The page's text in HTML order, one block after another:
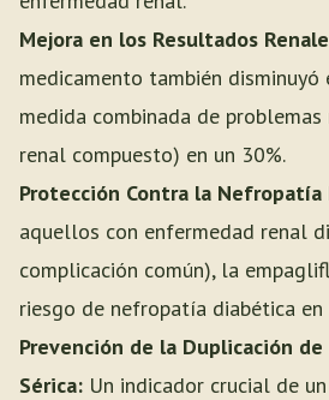
Mejora en los Resultados
medicamento también disminuyó
medida combinada de
renal compuesto) en un 30%.
Protección Contra la
aquellos con enfermedad renal
complicación común), la
riesgo de nefropatía diabética en
Prevención de la Duplicación
Sérica: Un indicador crucial de